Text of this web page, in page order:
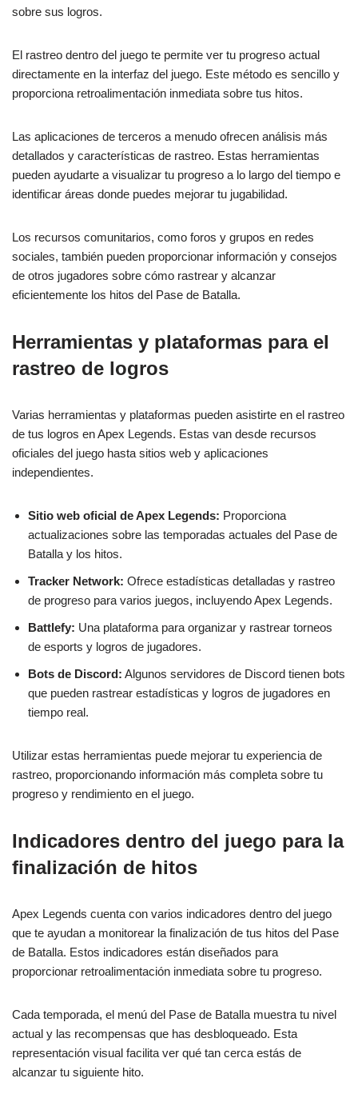
sobre sus logros.
El rastreo dentro del juego te permite ver tu progreso actual
directamente en la interfaz del juego. Este método es sencillo y
proporciona retroalimentación inmediata sobre tus hitos.
Las aplicaciones de terceros a menudo ofrecen análisis más
detallados y características de rastreo. Estas herramientas
pueden ayudarte a visualizar tu progreso a lo largo del tiempo e
identificar áreas donde puedes mejorar tu jugabilidad.
Los recursos comunitarios, como foros y grupos en redes
sociales, también pueden proporcionar información y consejos
de otros jugadores sobre cómo rastrear y alcanzar
eficientemente los hitos del Pase de Batalla.
Herramientas y plataformas para el
rastreo de logros
Varias herramientas y plataformas pueden asistirte en el rastreo
de tus logros en Apex Legends. Estas van desde recursos
oficiales del juego hasta sitios web y aplicaciones
independientes.
Sitio web oficial de Apex Legends: Proporciona
actualizaciones sobre las temporadas actuales del Pase de
Batalla y los hitos.
Tracker Network: Ofrece estadísticas detalladas y rastreo
de progreso para varios juegos, incluyendo Apex Legends.
Battlefy: Una plataforma para organizar y rastrear torneos
de esports y logros de jugadores.
Bots de Discord: Algunos servidores de Discord tienen bots
que pueden rastrear estadísticas y logros de jugadores en
tiempo real.
Utilizar estas herramientas puede mejorar tu experiencia de
rastreo, proporcionando información más completa sobre tu
progreso y rendimiento en el juego.
Indicadores dentro del juego para la
finalización de hitos
Apex Legends cuenta con varios indicadores dentro del juego
que te ayudan a monitorear la finalización de tus hitos del Pase
de Batalla. Estos indicadores están diseñados para
proporcionar retroalimentación inmediata sobre tu progreso.
Cada temporada, el menú del Pase de Batalla muestra tu nivel
actual y las recompensas que has desbloqueado. Esta
representación visual facilita ver qué tan cerca estás de
alcanzar tu siguiente hito.